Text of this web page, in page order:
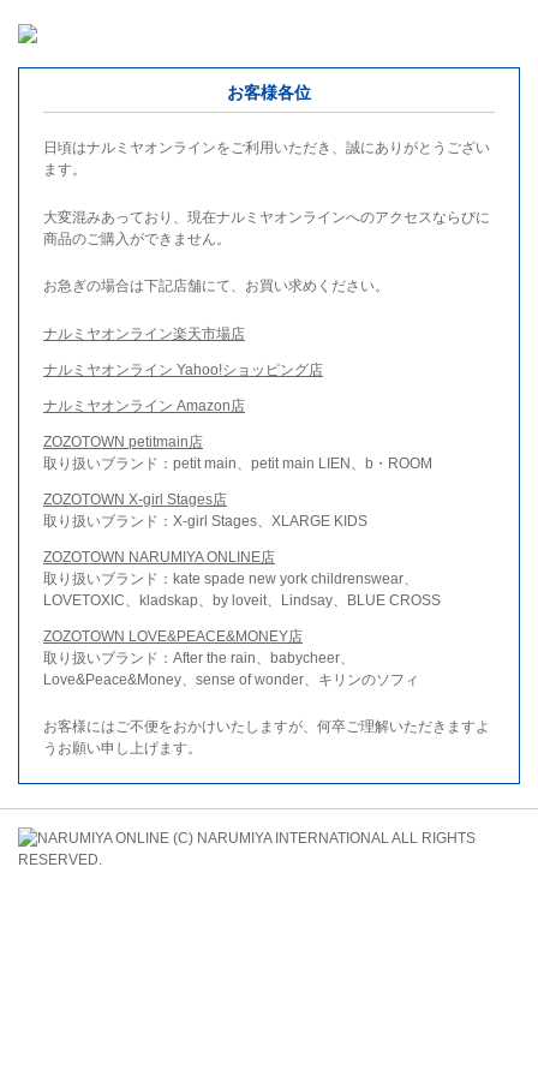
お客様各位
日頃はナルミヤオンラインをご利用いただき、誠にありがとうござい
ます。
大変混みあっており、現在ナルミヤオンラインへのアクセスならびに
商品のご購入ができません。
お急ぎの場合は下記店舗にて、お買い求めください。
ナルミヤオンライン楽天市場店
ナルミヤオンライン Yahoo!ショッピング店
ナルミヤオンライン Amazon店
ZOZOTOWN petitmain店
取り扱いブランド：petit main、petit main LIEN、b・ROOM
ZOZOTOWN X-girl Stages店
取り扱いブランド：X-girl Stages、XLARGE KIDS
ZOZOTOWN NARUMIYA ONLINE店
取り扱いブランド：kate spade new york childrenswear、
LOVETOXIC、kladskap、by loveit、Lindsay、BLUE CROSS
ZOZOTOWN LOVE&PEACE&MONEY店
取り扱いブランド：After the rain、babycheer、
Love&Peace&Money、sense of wonder、キリンのソフィ
お客様にはご不便をおかけいたしますが、何卒ご理解いただきますよ
うお願い申し上げます。